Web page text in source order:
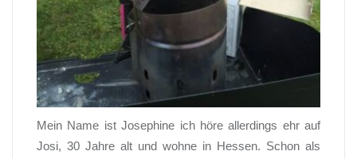
Mein Name ist Josephine ich höre allerdings ehr auf
Josi, 30 Jahre alt und wohne in Hessen. Schon als